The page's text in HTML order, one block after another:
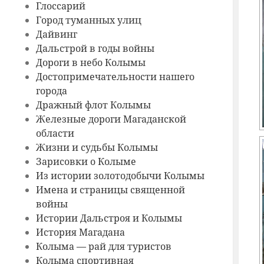
Глоссарий
Город туманных улиц
Дайвинг
Дальстрой в годы войны
Дороги в небо Колымы
Достопримечательности нашего
города
Дражный флот Колымы
Железные дороги Магаданской
области
Жизни и судьбы Колымы
Зарисовки о Колыме
Из истории золотодобычи Колымы
Имена и страницы священной
войны
Истории Дальстроя и Колымы
История Магадана
Колыма — рай для туристов
Колыма спортивная